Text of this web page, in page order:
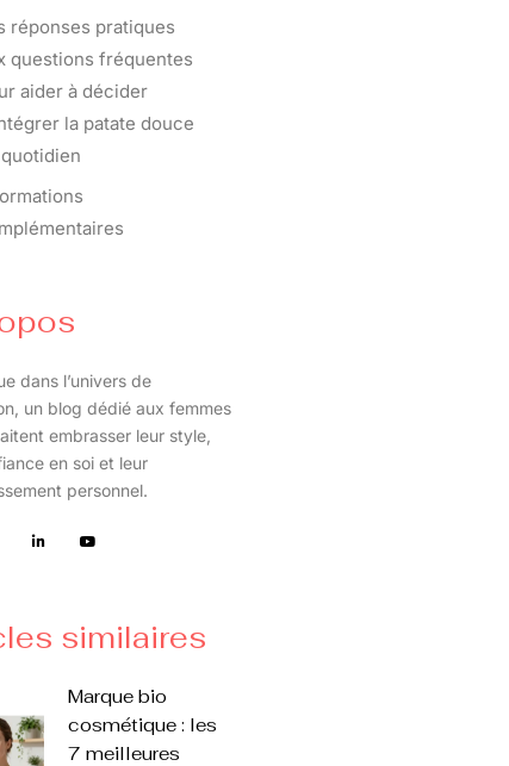
réponses pratiques
questions fréquentes
aider à décider
la patate douce
dans l’univers de
un blog dédié aux femmes
embrasser leur style,
en soi et leur
personnel.
similaires
Marque bio
cosmétique : les
7 meilleures